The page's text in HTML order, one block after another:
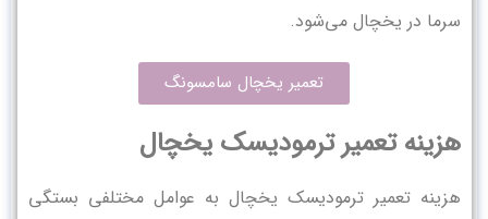
سرما در یخچال می‌شود.
تعمیر یخچال سامسونگ
هزینه تعمیر ترمودیسک یخچال
هزینه تعمیر ترمودیسک یخچال به عوامل مختلفی بستگی